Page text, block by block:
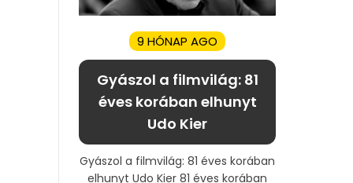
9 HÓNAP AGO
Gyászol a filmvilág: 81
éves korában elhunyt
Udo Kier
Gyászol a filmvilág: 81 éves korában
elhunyt Udo Kier 81 éves korában